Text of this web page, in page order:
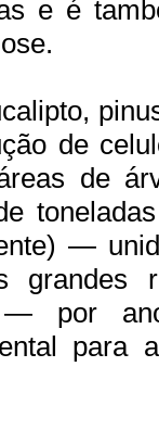
e é
de
de
—
grandes
por
para